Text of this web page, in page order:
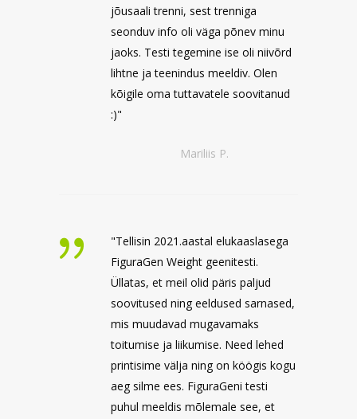
jõusaali trenni, sest trenniga
seonduv info oli väga põnev minu
jaoks. Testi tegemine ise oli niivõrd
lihtne ja teenindus meeldiv. Olen
kõigile oma tuttavatele soovitanud
:)"
Mariliis P.
"Tellisin 2021.aastal elukaaslasega
FiguraGen Weight geenitesti.
Üllatas, et meil olid päris paljud
soovitused ning eeldused sarnased,
mis muudavad mugavamaks
toitumise ja liikumise. Need lehed
printisime välja ning on köögis kogu
aeg silme ees. FiguraGeni testi
puhul meeldis mõlemale see, et